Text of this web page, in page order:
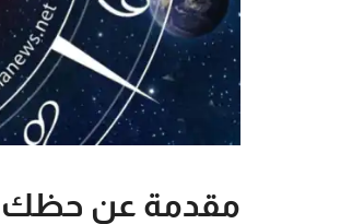
مقدمة عن حظك اليوم